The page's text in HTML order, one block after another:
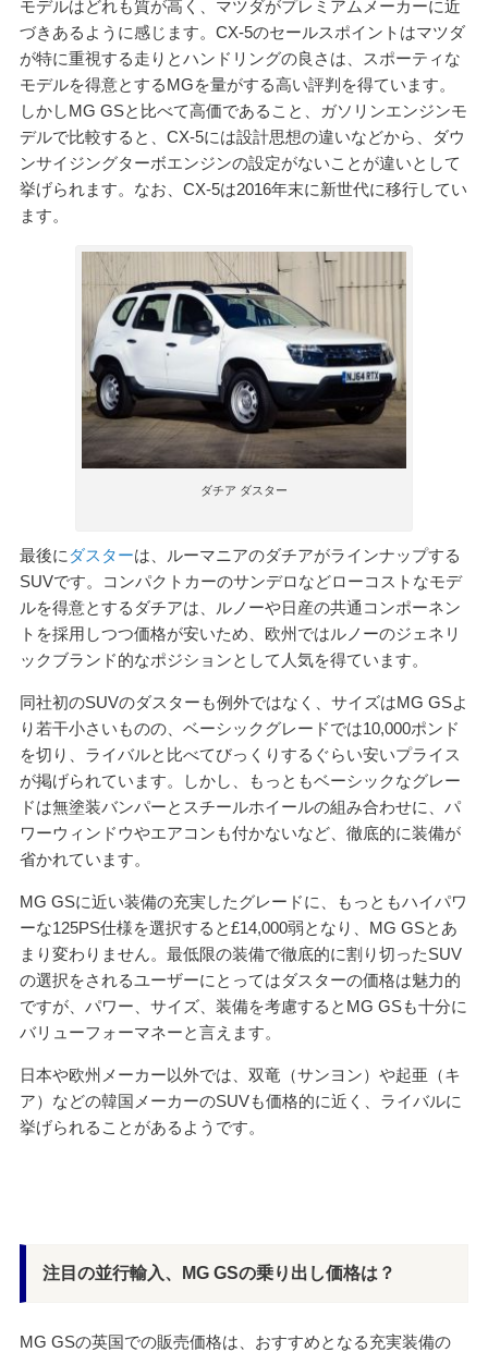
モデルはどれも質が高く、マツダがプレミアムメーカーに近
づきあるように感じます。CX-5のセールスポイントはマツダ
が特に重視する走りとハンドリングの良さは、スポーティな
モデルを得意とするMGを量がする高い評判を得ています。
しかしMG GSと比べて高価であること、ガソリンエンジンモ
デルで比較すると、CX-5には設計思想の違いなどから、ダウ
ンサイジングターボエンジンの設定がないことが違いとして
挙げられます。なお、CX-5は2016年末に新世代に移行してい
ます。
ダチア ダスター
最後に ダスターは、ルーマニアのダチアがラインナップする
SUVです。コンパクトカーのサンデロなどローコストなモデ
ルを得意とするダチアは、ルノーや日産の共通コンポーネン
トを採用しつつ価格が安いため、欧州ではルノーのジェネリ
ックブランド的なポジションとして人気を得ています。
同社初のSUVのダスターも例外ではなく、サイズはMG GSよ
り若干小さいものの、ベーシックグレードでは10,000ポンド
を切り、ライバルと比べてびっくりするぐらい安いプライス
が掲げられています。しかし、もっともベーシックなグレー
ドは無塗装バンパーとスチールホイールの組み合わせに、パ
ワーウィンドウやエアコンも付かないなど、徹底的に装備が
省かれています。
MG GSに近い装備の充実したグレードに、もっともハイパワ
ーな125PS仕様を選択すると£14,000弱となり、MG GSとあ
まり変わりません。最低限の装備で徹底的に割り切ったSUV
の選択をされるユーザーにとってはダスターの価格は魅力的
ですが、パワー、サイズ、装備を考慮するとMG GSも十分に
バリューフォーマネーと言えます。
日本や欧州メーカー以外では、双竜（サンヨン）や起亜（キ
ア）などの韓国メーカーのSUVも価格的に近く、ライバルに
挙げられることがあるようです。
注目の並行輸入、MG GSの乗り出し価格は？
MG GSの英国での販売価格は、おすすめとなる充実装備の